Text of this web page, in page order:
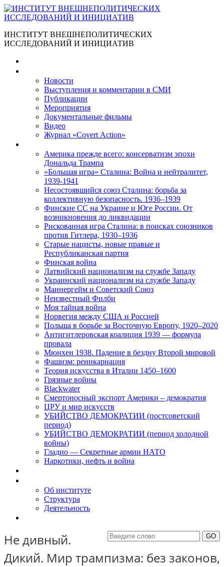
ИНСТИТУТ ВНЕШНЕПОЛИТИЧЕСКИХ
ИССЛЕДОВАНИЙ И ИНИЦИАТИВ
Новости
Выступления и коммента­рии в СМИ
Публикации
Мероприятия
Документальные фильмы
Видео
Журнал «Covert Action»
Америка прежде всего: консерватизм эпохи
Дональда Трампа
«Большая игра» Сталина: Война и нейтралитет,
1939-1941
Несостоявшийся союз Сталина: борьба за
коллективную безопасность. 1936–1939
Финские СС на Украине и Юге России. От
возникновения до ликвидации
Рискованная игра Сталина: в поисках союзников
против Гитлера, 1930–1936
Старые нацисты, новые правые и
Республиканская партия
Финская война
Латвийский национализм на службе Западу
Украинский национализм на службе Западу
Маннергейм и Советский Союз
Неизвестный Филби
Моя тайная война
Норвегия между США и Россией
Польша в борьбе за Восточную Европу, 1920–2020
Антигитлеровская коалиция 1939 — формула
провала
Мюнхен 1938. Падение в бездну Второй мировой
Фашизм: реинкарнация
Теория искусства в Италии 1450–1600
Грязные войны
Blackwater
Смертоносный экспорт Америки – демократия
ЦРУ и мир искусств
УБИЙСТВО ДЕМОКРАТИИ (постсоветский
период)
УБИЙСТВО ДЕМОКРАТИИ (период холодной
войны)
Гладио — Секретные армии НАТО
Наркотики, нефть и война
Об институте
Структура
Деятельность
Не дивный.
Дикий. Мир трампизма: без законов,